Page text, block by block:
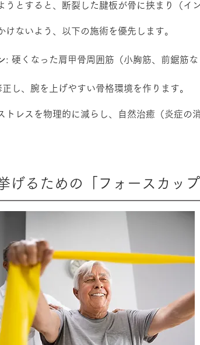
うとすると、断裂した腱板が骨に挟まり（イ
ないよう、以下の施術を優先します。
: 硬くなった肩甲骨周囲筋（小胸筋、前鋸筋
し、腕を上げやすい骨格環境を作ります。
トレスを物理的に減らし、自然治癒（炎症の
げるための「フォースカッ